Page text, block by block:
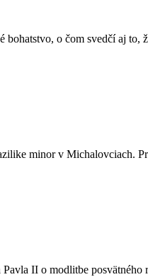
o čom svedčí aj to,
minor v Michalovciach.
II o modlitbe